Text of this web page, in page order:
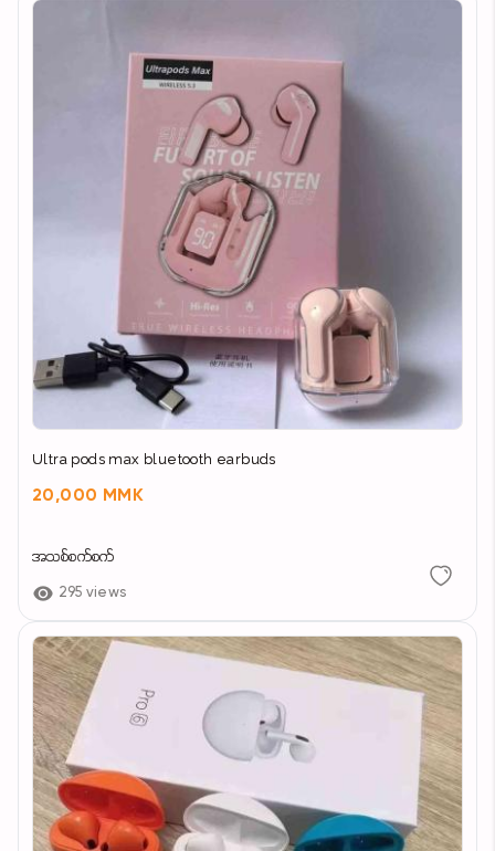
Ultra pods max bluetooth earbuds
20,000 MMK
အသစ်စက်စက်
295 views